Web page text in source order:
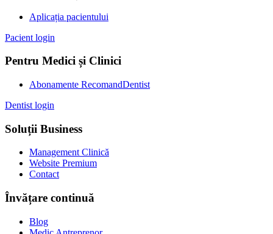
Aplicația pacientului
Pacient login
Pentru Medici și Clinici
Abonamente RecomandDentist
Dentist login
Soluții Business
Management Clinică
Website Premium
Contact
Învățare continuă
Blog